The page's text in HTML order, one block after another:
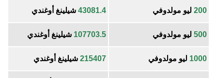
200 ليو مولدوفي 43081.4 شيلينغ أوغندي
500 ليو مولدوفي 107703.5 شيلينغ أوغندي
1000 ليو مولدوفي 215407 شيلينغ أوغندي